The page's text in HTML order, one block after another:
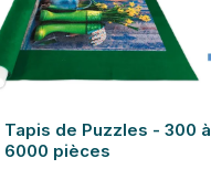
Tapis de Puzzles - 300 à
6000 pièces